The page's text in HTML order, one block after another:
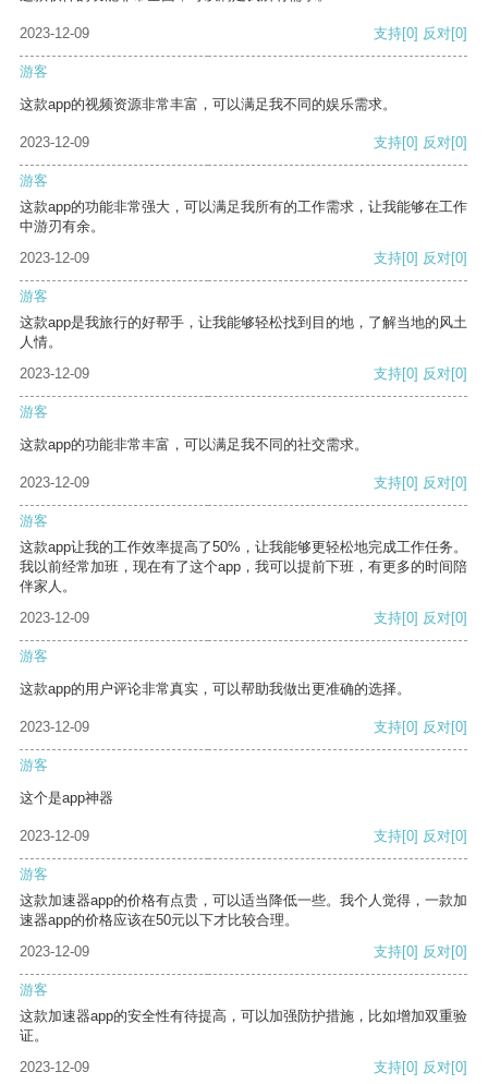
2023-12-09 支持[0] 反对[0]
游客
这款app的视频资源非常丰富，可以满足我不同的娱乐需求。
2023-12-09 支持[0] 反对[0]
游客
这款app的功能非常强大，可以满足我所有的工作需求，让我能够在工作
中游刃有余。
2023-12-09
支持[0] 反对[0]
游客
这款app是我旅行的好帮手，让我能够轻松找到目的地，了解当地的风土
人情。
2023-12-09
支持[0] 反对[0]
游客
这款app的功能非常丰富，可以满足我不同的社交需求。
2023-12-09 支持[0] 反对[0]
游客
这款app让我的工作效率提高了50%，让我能够更轻松地完成工作任务。
我以前经常加班，现在有了这个app，我可以提前下班，有更多的时间陪
伴家人。
2023-12-09
支持[0] 反对[0]
游客
这款app的用户评论非常真实，可以帮助我做出更准确的选择。
2023-12-09 支持[0] 反对[0]
游客
这个是app神器
2023-12-09 支持[0] 反对[0]
游客
这款加速器app的价格有点贵，可以适当降低一些。我个人觉得，一款加
速器app的价格应该在50元以下才比较合理。
2023-12-09
支持[0] 反对[0]
游客
这款加速器app的安全性有待提高，可以加强防护措施，比如增加双重验
证。
2023-12-09
支持[0] 反对[0]